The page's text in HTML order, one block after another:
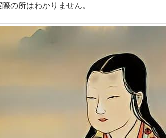
の所はわかりません。